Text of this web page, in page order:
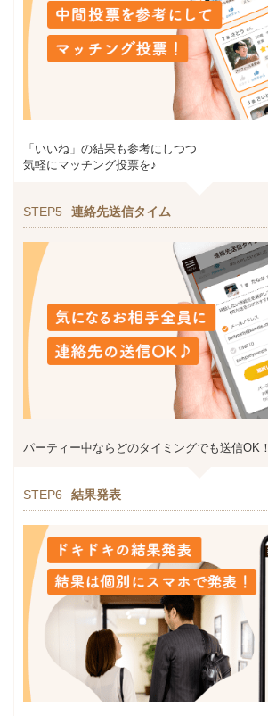
「いいね」の結果も参考にしつつ
気軽にマッチング投票を♪
STEP5 連絡先送信タイム
パーティー中ならどのタイミングでも送信OK！
STEP6 結果発表